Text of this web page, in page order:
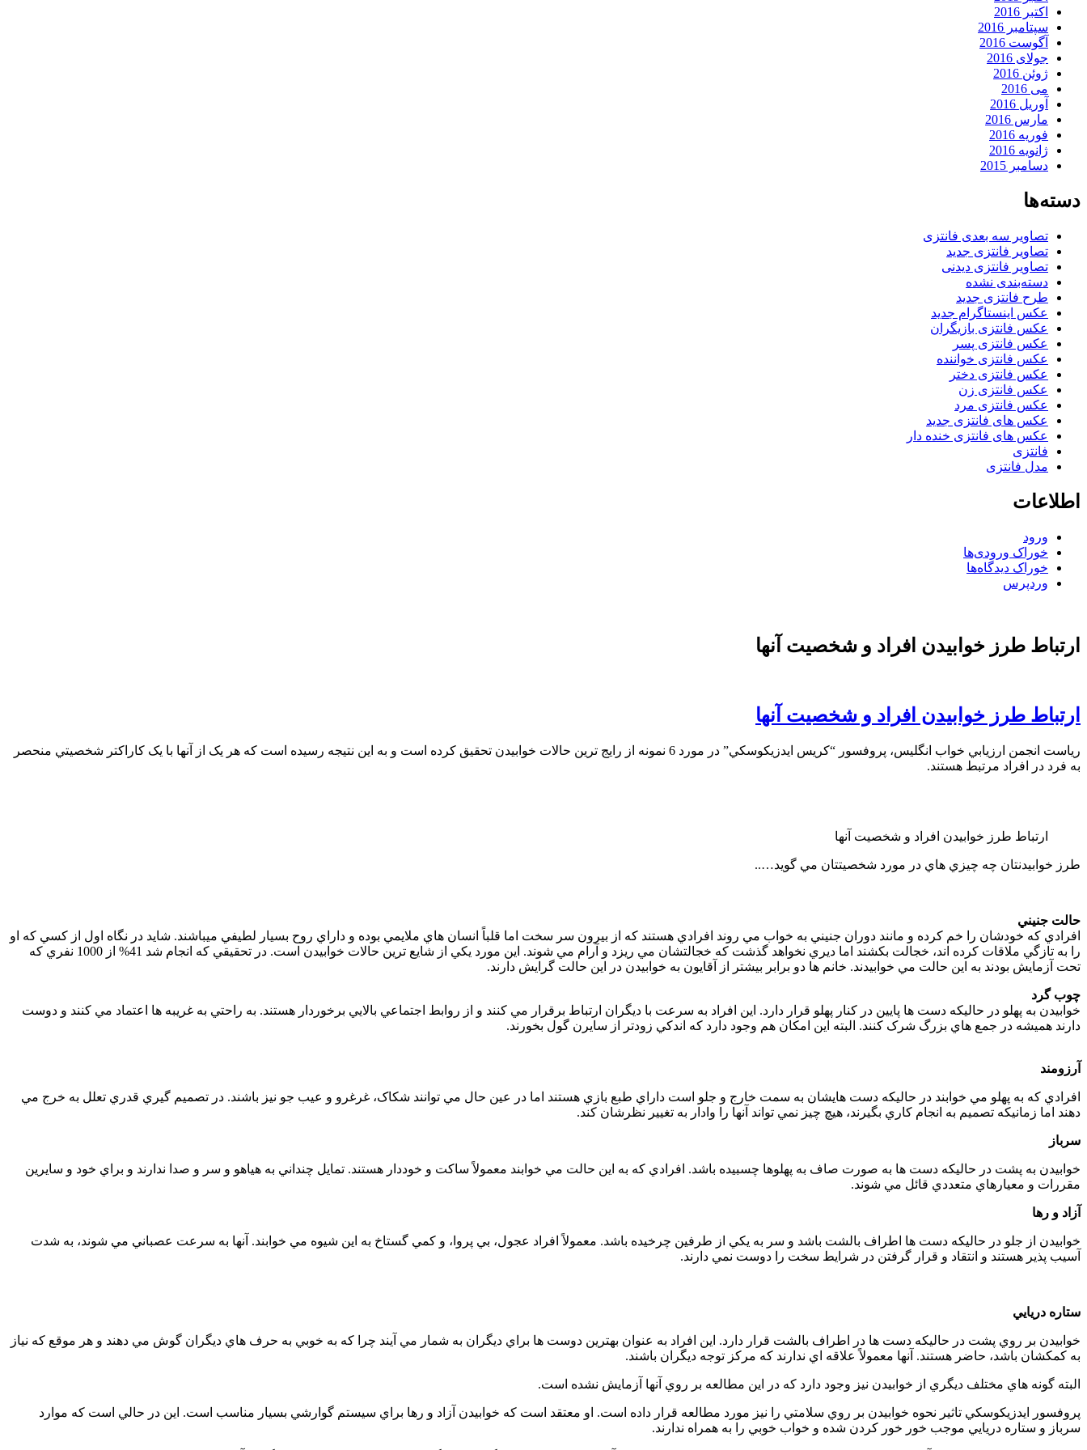
اکتبر 2016
سپتامبر 2016
آگوست 2016
جولای 2016
ژوئن 2016
می 2016
آوریل 2016
مارس 2016
فوریه 2016
ژانویه 2016
دسامبر 2015
دسته‌ها
تصاویر سه بعدی فانتزی
تصاویر فانتزی جدید
تصاویر فانتزی دیدنی
دسته‌بندی نشده
طرح فانتزی جدید
عکس اینستاگرام جدید
عکس فانتزی بازیگران
عکس فانتزی پسر
عکس فانتزی خواننده
عکس فانتزی دختر
عکس فانتزی زن
عکس فانتزی مرد
عکس های فانتزی جدید
عکس های فانتزی خنده دار
فانتزی
مدل فانتزی
اطلاعات
ورود
خوراک ورودی‌ها
خوراک دیدگاه‌ها
وردپرس
ارتباط طرز خوابيدن افراد و شخصيت آنها
ارتباط طرز خوابيدن افراد و شخصيت آنها
رياست انجمن ارزيابي خواب انگليس، پروفسور “کريس ايدزيکوسکي” در مورد 6 نمونه از رايج ترين حالات خوابيدن تحقيق کرده است و به اين نتيجه رسيده است که هر يک از آنها با يک کاراکتر شخصيتي منحصر
به فرد در افراد مرتبط هستند.
ارتباط طرز خوابيدن افراد و شخصيت آنها
طرز خوابيدنتان چه چيزي هاي در مورد شخصيتتان مي گويد…..
حالت جنيني
افرادي که خودشان را خم کرده و مانند دوران جنيني به خواب مي روند افرادي هستند که از بيرون سر سخت اما قلباً انسان هاي ملايمي بوده و داراي روح بسيار لطيفي ميباشند. شايد در نگاه اول از کسي که او
را به تازگي ملاقات کرده اند، خجالت بکشند اما ديري نخواهد گذشت که خجالتشان مي ريزد و آرام مي شوند. اين مورد يکي از شايع ترين حالات خوابيدن است. در تحقيقي که انجام شد 41% از 1000 نفري که
تحت آزمايش بودند به اين حالت مي خوابيدند. خانم ها دو برابر بيشتر از آقايون به خوابيدن در اين حالت گرايش دارند.
چوب گرد
خوابيدن به پهلو در حاليکه دست ها پايين در کنار پهلو قرار دارد. اين افراد به سرعت با ديگران ارتباط برقرار مي کنند و از روابط اجتماعي بالايي برخوردار هستند. به راحتي به غريبه ها اعتماد مي کنند و دوست
دارند هميشه در جمع هاي بزرگ شرک کنند. البته اين امکان هم وجود دارد که اندکي زودتر از سايرن گول بخورند.
آرزومند
افرادي که به پهلو مي خوابند در حاليکه دست هايشان به سمت خارج و جلو است داراي طبع بازي هستند اما در عين حال مي توانند شکاک، غرغرو و عيب جو نيز باشند. در تصميم گيري قدري تعلل به خرج مي
دهند اما زمانيکه تصميم به انجام کاري بگيرند، هيچ چيز نمي تواند آنها را وادار به تغيير نظرشان کند.
سرباز
خوابيدن به پشت در حاليکه دست ها به صورت صاف به پهلوها چسبيده باشد. افرادي که به اين حالت مي خوابند معمولاً ساکت و خوددار هستند. تمايل چنداني به هياهو و سر و صدا ندارند و براي خود و سايرين
مقررات و معيارهاي متعددي قائل مي شوند.
آزاد و رها
خوابيدن از جلو در حاليکه دست ها اطراف بالشت باشد و سر به يکي از طرفين چرخيده باشد. معمولاً افراد عجول، بي پروا، و کمي گستاخ به اين شيوه مي خوابند. آنها به سرعت عصباني مي شوند، به شدت
آسيب پذير هستند و انتقاد و قرار گرفتن در شرايط سخت را دوست نمي دارند.
ستاره دريايي
خوابيدن بر روي پشت در حاليکه دست ها در اطراف بالشت قرار دارد. اين افراد به عنوان بهترين دوست ها براي ديگران به شمار مي آيند چرا که به خوبي به حرف هاي ديگران گوش مي دهند و هر موقع که نياز
به کمکشان باشد، حاضر هستند. آنها معمولاً علاقه اي ندارند که مرکز توجه ديگران باشند.
البته گونه هاي مختلف ديگري از خوابيدن نيز وجود دارد که در اين مطالعه بر روي آنها آزمايش نشده است.
پروفسور ايدزيکوسکي تاثير نحوه خوابيدن بر روي سلامتي را نيز مورد مطالعه قرار داده است. او معتقد است که خوابيدن آزاد و رها براي سيستم گوارشي بسيار مناسب است. اين در حالي است که موارد
سرباز و ستاره دريايي موجب خور خور کردن شده و خواب خوبي را به همراه ندارند.